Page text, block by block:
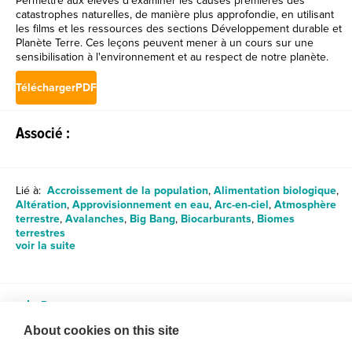
catastrophes naturelles, de manière plus approfondie, en utilisant
les films et les ressources des sections Développement durable et
Planète Terre. Ces leçons peuvent mener à un cours sur une
sensibilisation à l'environnement et au respect de notre planète.
TéléchargerPDF
Associé :
Lié à: Accroissement de la population, Alimentation biologique,
Altération, Approvisionnement en eau, Arc-en-ciel, Atmosphère
terrestre, Avalanches, Big Bang, Biocarburants, Biomes
terrestres
voir la suite
Partager
About cookies on this site